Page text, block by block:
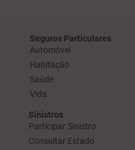
Seguros Particulares
Automóvel
Habitação
Saúde
Vida
Sinistros
Participar Sinistro
Consultar Estado